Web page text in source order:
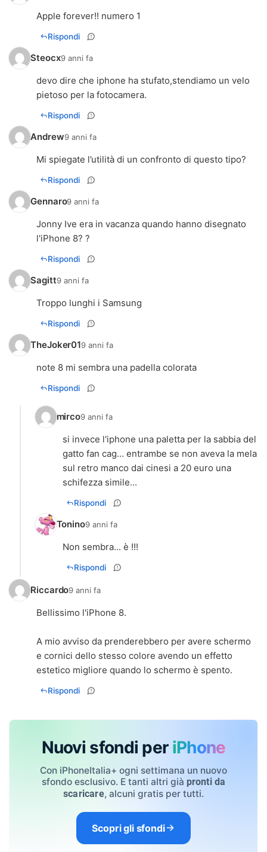
Apple forever!! numero 1
Rispondi
Steocx9 anni fa
devo dire che iphone ha stufato,stendiamo un velo
pietoso per la fotocamera.
Rispondi
Andrew9 anni fa
Mi spiegate l’utilità di un confronto di questo tipo?
Rispondi
Gennaro9 anni fa
Jonny Ive era in vacanza quando hanno disegnato
l'iPhone 8? ?
Rispondi
Sagitt9 anni fa
Troppo lunghi i Samsung
Rispondi
TheJoker019 anni fa
note 8 mi sembra una padella colorata
Rispondi
mirco9 anni fa
si invece l'iphone una paletta per la sabbia del
gatto fan cag... entrambe se non aveva la mela
sul retro manco dai cinesi a 20 euro una
schifezza simile...
Rispondi
Tonino9 anni fa
Non sembra... è !!!
Rispondi
Riccardo9 anni fa
Bellissimo l'iPhone 8.
A mio avviso da prenderebbero per avere schermo
e cornici dello stesso colore avendo un effetto
estetico migliore quando lo schermo è spento.
Rispondi
Nuovi sfondi per iPhone
Con iPhoneItalia+ ogni settimana un nuovo
sfondo esclusivo. E tanti altri già pronti da
scaricare, alcuni gratis per tutti.
Scopri gli sfondi